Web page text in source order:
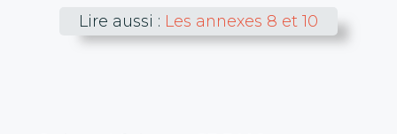
Lire aussi : Les annexes 8 et 10